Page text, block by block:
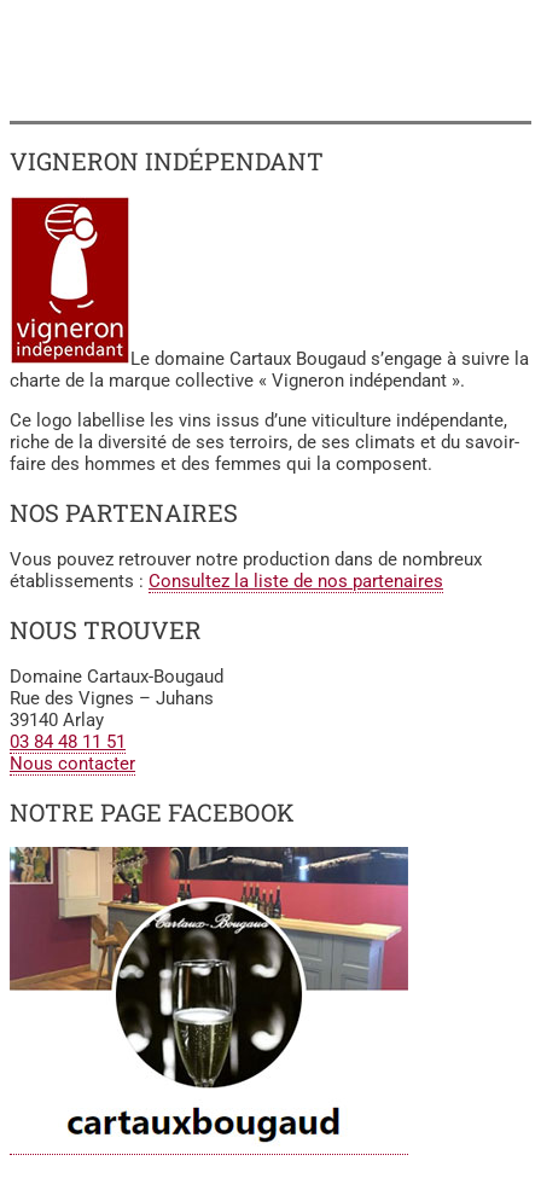
VIGNERON INDÉPENDANT
Le domaine Cartaux Bougaud s’engage à suivre la
charte de la marque collective « Vigneron indépendant ».
Ce logo labellise les vins issus d’une viticulture indépendante,
riche de la diversité de ses terroirs, de ses climats et du savoir-
faire des hommes et des femmes qui la composent.
NOS PARTENAIRES
Vous pouvez retrouver notre production dans de nombreux
établissements : Consultez la liste de nos partenaires
NOUS TROUVER
Domaine Cartaux-Bougaud
Rue des Vignes – Juhans
39140 Arlay
03 84 48 11 51
Nous contacter
NOTRE PAGE FACEBOOK